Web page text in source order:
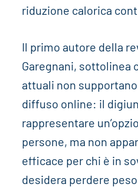
riduzione calorica
Il primo autore della
Garegnani, sottolinea
attuali non
diffuso online: il
rappresentare
persone, ma non
efficace per chi è in
desidera perdere peso.